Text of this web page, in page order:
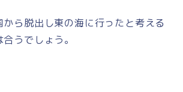
ら脱出し東の海に行ったと考える
うでしょう。